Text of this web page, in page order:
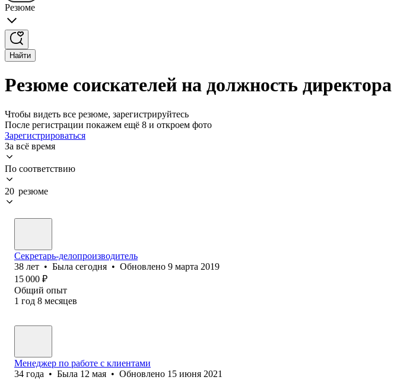
Резюме
Найти
Резюме соискателей на должность
Чтобы видеть все резюме, зарегистрируйтесь
После регистрации покажем ещё 8 и откроем фото
Зарегистрироваться
За всё время
По соответствию
20 резюме
Секретарь-делопроизводитель
38 лет • Была сегодня • Обновлено 9 марта 2019
15 000 ₽
Общий опыт
1 год 8 месяцев
Менеджер по работе с клиентами
34 года • Была 12 мая • Обновлено 15 июня 2021